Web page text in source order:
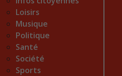
Loisirs
Musique
Politique
Santé
Société
Sports